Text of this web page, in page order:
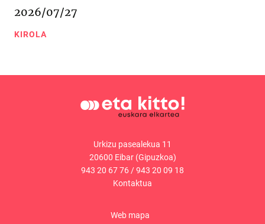
2026/07/27
KIROLA
Urkizu pasealekua 11
20600 Eibar (Gipuzkoa)
943 20 67 76/943 20 09 18
Kontaktua
Web mapa